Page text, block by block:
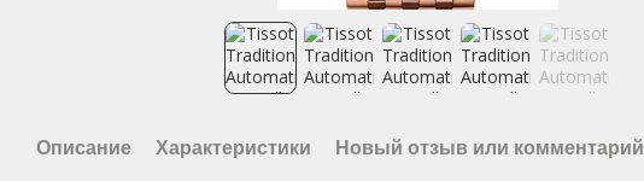
Описание Характеристики Новый отзыв или комментарий